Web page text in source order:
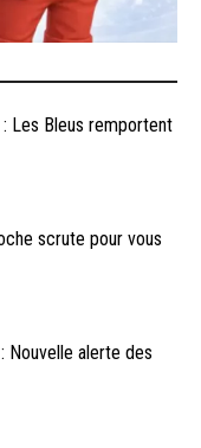
: Les Bleus remportent
scrute pour vous
Nouvelle alerte des